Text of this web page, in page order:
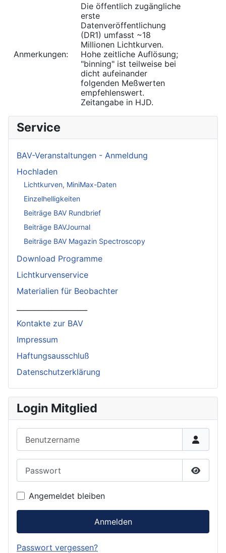
Anmerkungen:
Die öffentlich zugängliche
erste
Datenveröffentlichung
(DR1) umfasst ~18
Millionen Lichtkurven.
Hohe zeitliche Auflösung;
"binning" ist teilweise bei
dicht aufeinander
folgenden Meßwerten
empfehlenswert.
Zeitangabe in HJD.
Service
BAV-Veranstaltungen - Anmeldung
Hochladen
Lichtkurven, MiniMax-Daten
Einzelhelligkeiten
Beiträge BAV Rundbrief
Beiträge BAVJournal
Beiträge BAV Magazin Spectroscopy
Download Programme
Lichtkurvenservice
Materialien für Beobachter
Kontakte zur BAV
Impressum
Haftungsausschluß
Datenschutzerklärung
Login Mitglied
Angemeldet bleiben
Anmelden
Passwort vergessen?